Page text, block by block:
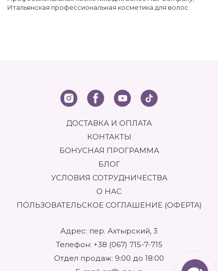
Итальянская профессиональная косметика для волос
ДОСТАВКА И ОПЛАТА
КОНТАКТЫ
БОНУСНАЯ ПРОГРАММА
БЛОГ
УСЛОВИЯ СОТРУДНИЧЕСТВА
О НАС
ПОЛЬЗОВАТЕЛЬСКОЕ СОГЛАШЕНИЕ (ОФЕРТА)
Адрес: пер. Ахтырский, 3
Телефон: +38 (067) 715-7-715
Отдел продаж: 9:00 до 18:00